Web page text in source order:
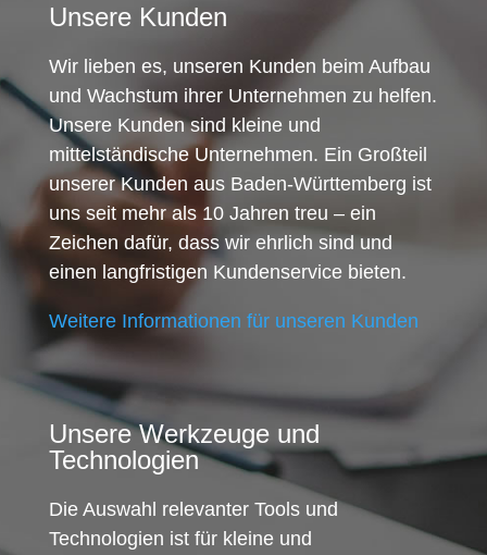
Unsere Kunden
Wir lieben es, unseren Kunden beim Aufbau
und Wachstum ihrer Unternehmen zu helfen.
Unsere Kunden sind kleine und
mittelständische Unternehmen. Ein Großteil
unserer Kunden aus Baden-Württemberg ist
uns seit mehr als 10 Jahren treu – ein
Zeichen dafür, dass wir ehrlich sind und
einen langfristigen Kundenservice bieten.
Weitere Informationen für unseren Kunden
Unsere Werkzeuge und
Technologien
Die Auswahl relevanter Tools und
Technologien ist für kleine und